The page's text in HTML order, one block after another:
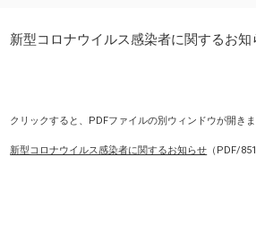
新型コロナウイルス感染者に関するお知
クリックすると、PDFファイルの別ウィンドウが開きま
新型コロナウイルス感染者に関するお知らせ （PDF/